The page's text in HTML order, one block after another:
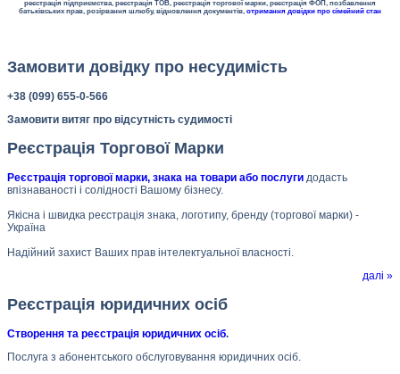
реєстрація підприємства, реєстрація ТОВ, реєстрація торгової марки, реєстрація ФОП, позбавлення
батьківських прав, розірвання шлюбу, відновлення документів, отримання довідки про сімейний стан
Замовити довідку про несудимість
+38 (099) 655-0-566
Замовити витяг про відсутність судимості
Реєстрація Торгової Марки
Реєстрація торгової марки, знака на товари або послуги додасть
впізнаваності і солідності Вашому бізнесу.
Якісна і швидка реєстрація знака, логотипу, бренду (торгової марки) -
Україна
Надійний захист Ваших прав інтелектуальної власності.
далі »
Реєстрація юридичних осіб
Створення та реєстрація юридичних осіб.
Послуга з абонентського обслуговування юридичних осіб.